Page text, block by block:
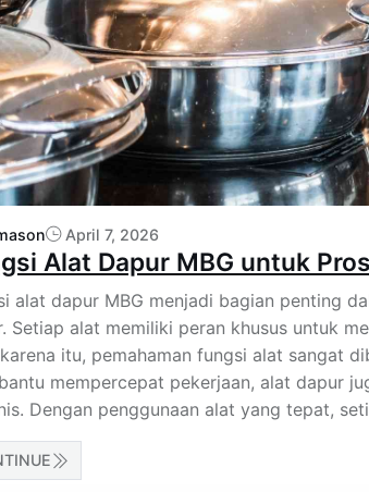
April 7, 2026
Alat Dapur MBG untuk
alat dapur MBG menjadi bagian penting
Setiap alat memiliki peran khusus untuk
itu, pemahaman fungsi alat sangat
mempercepat pekerjaan, alat dapur
Dengan penggunaan alat yang tepat,